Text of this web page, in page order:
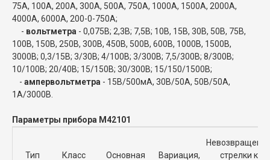
75А, 100А, 200А, 300А, 500А, 750А, 1000А, 1500А, 2000А,
4000А, 6000А, 200-0-750А;
- вольтметра - 0,075В; 2,3В; 7,5В; 10В, 15В, 30В, 50В, 75В,
100В, 150В, 250В, 300В, 450В, 500В, 600В, 1000В, 1500В,
3000В; 0,3/15В; 3/30В; 4/100В; 3/300В; 7,5/300В; 8/300В;
10/100В; 20/40В; 15/150В; 30/300В; 15/150/1500В;
- ампервольтметра - 15В/500мА, 30В/50А, 50В/50А,
1А/3000В.
Параметры прибора М42101
Тип
Класс
Основная
Вариация,
стрелки к